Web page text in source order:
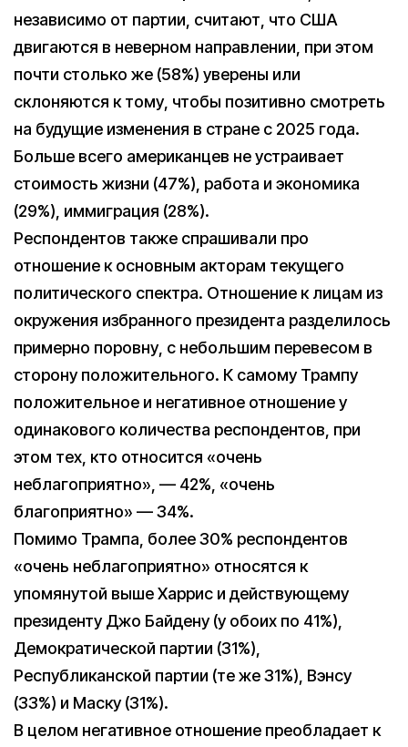
независимо от партии, считают, что США
двигаются в неверном направлении, при этом
почти столько же (58%) уверены или
склоняются к тому, чтобы позитивно смотреть
на будущие изменения в стране с 2025 года.
Больше всего американцев не устраивает
стоимость жизни (47%), работа и экономика
(29%), иммиграция (28%).
Респондентов также спрашивали про
отношение к основным акторам текущего
политического спектра. Отношение к лицам из
окружения избранного президента разделилось
примерно поровну, с небольшим перевесом в
сторону положительного. К самому Трампу
положительное и негативное отношение у
одинакового количества респондентов, при
этом тех, кто относится «очень
неблагоприятно», — 42%, «очень
благоприятно» — 34%.
Помимо Трампа, более 30% респондентов
«очень неблагоприятно» относятся к
упомянутой выше Харрис и действующему
президенту Джо Байдену (у обоих по 41%),
Демократической партии (31%),
Республиканской партии (те же 31%), Вэнсу
(33%) и Маску (31%).
В целом негативное отношение преобладает к